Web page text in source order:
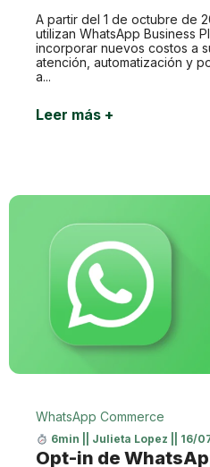
A partir del 1 de octubre de
utilizan WhatsApp Business
incorporar nuevos costos a
atención, automatización y
a...
Leer más +
WhatsApp Commerce
6min Julieta Lopez 16/
Opt-in de